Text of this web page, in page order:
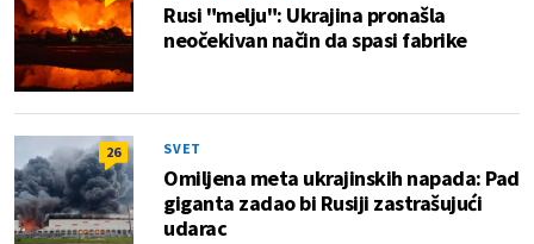
Rusi "melju": Ukrajina pronašla
neočekivan način da spasi fabrike
26 SVET
Omiljena meta ukrajinskih napada: Pad
giganta zadao bi Rusiji zastrašujući
udarac